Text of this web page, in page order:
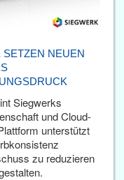
NEUEN
Siegwerks
und Cloud-
unterstützt
zu reduzieren